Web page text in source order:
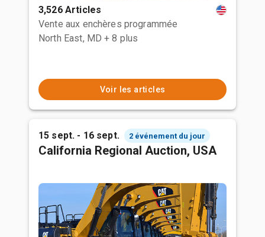
3,526 Articles
Vente aux enchères programmée
North East, MD + 8 plus
Voir les articles
15 sept. - 16 sept. 2 événement du jour
California Regional Auction, USA